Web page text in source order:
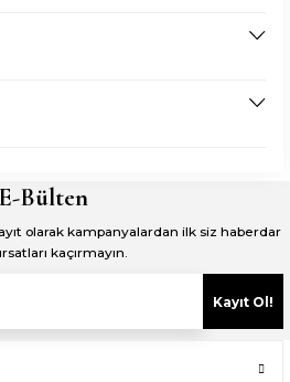
E-Bülten
olarak kampanyalardan ilk siz haberdar
kaçırmayın.
Kayıt Ol!